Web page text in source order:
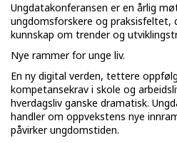
Ungdatakonferansen er en årlig
ungdomsforskere og praksisfeltet,
kunnskap om trender og
Nye rammer for unge liv.
En ny digital verden, tettere
kompetansekrav i skole og
hverdagsliv ganske dramatisk.
handler om oppvekstens nye
påvirker ungdomstiden.